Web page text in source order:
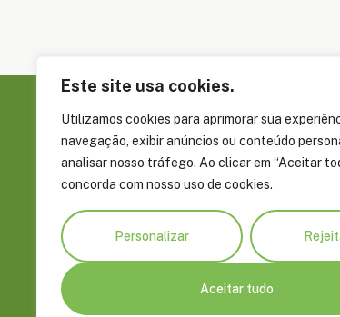
Este site usa cookies.
Utilizamos cookies para aprimorar sua
navegação, exibir anúncios ou conteúdo
analisar nosso tráfego. Ao clicar em “Aceitar
concorda com nosso uso de cookies.
Personalizar
Aceitar tudo
Rua Álvaro Braga, 351, Parque Dez de
69055-660
+55 92 4009 8900
fas@fas-amazonia.org